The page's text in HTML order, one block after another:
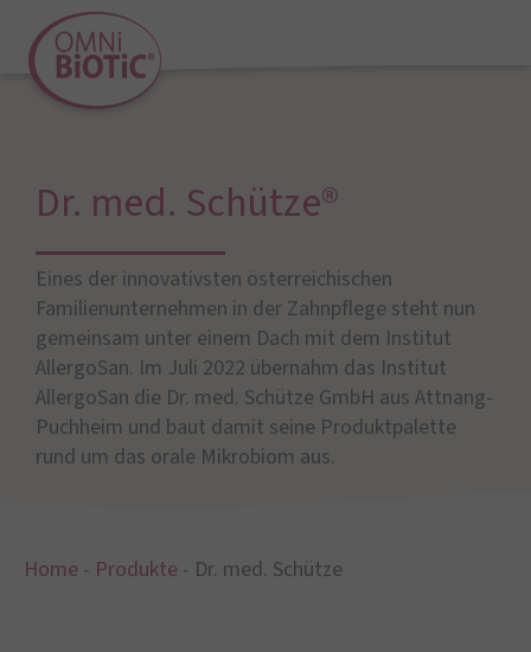
Dr. med. Schütze®
Eines der innovativsten österreichischen
Familienunternehmen in der Zahnpflege steht nun
gemeinsam unter einem Dach mit dem Institut
AllergoSan. Im Juli 2022 übernahm das Institut
AllergoSan die Dr. med. Schütze GmbH aus Attnang-
Puchheim und baut damit seine Produktpalette
rund um das orale Mikrobiom aus.
Home - Produkte - Dr. med. Schütze